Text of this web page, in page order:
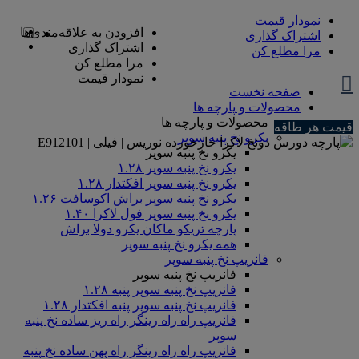
نمودار قیمت
اشتراک گذاری
مرا مطلع کن
صفحه نخست
محصولات و پارچه ها
محصولات و پارچه ها
یکرو نخ پنبه سوپر
یکرو نخ پنبه سوپر
یکرو نخ پنبه سوپر ۱.۲۸
یکرو نخ پنبه سوپر افکتدار ۱.۲۸
یکرو نخ پنبه سوپر براش اکوسافت ۱.۲۶
یکرو نخ پنبه سوپر فول لاکرا ۱.۴۰
پارچه تریکو ماکان یکرو دولا براش
همه یکرو نخ پنبه سوپر
فانریپ نخ پنبه سوپر
فانریپ نخ پنبه سوپر
فانریپ نخ پنبه سوپر پنبه ۱.۲۸
فانریپ نخ پنبه سوپر پنبه افکتدار ۱.۲۸
فانریپ راه راه رینگر راه ریز ساده نخ پنبه
سوپر
فانریپ راه راه رینگر راه پهن ساده نخ پنبه
قیمت هر طاقه
افزودن به علاقه‌مندی‌ها
اشتراک گذاری
مرا مطلع کن
نمودار قیمت